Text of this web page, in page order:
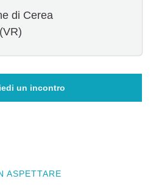
di Cerea
un incontro
ASPETTARE